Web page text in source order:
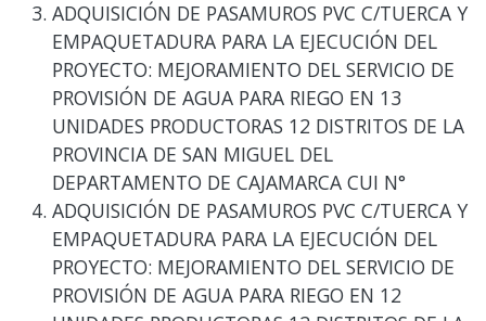
ADQUISICIÓN DE PASAMUROS PVC C/TUERCA Y
EMPAQUETADURA PARA LA EJECUCIÓN DEL
PROYECTO: MEJORAMIENTO DEL SERVICIO DE
PROVISIÓN DE AGUA PARA RIEGO EN 13
UNIDADES PRODUCTORAS 12 DISTRITOS DE LA
PROVINCIA DE SAN MIGUEL DEL
DEPARTAMENTO DE CAJAMARCA CUI N°
ADQUISICIÓN DE PASAMUROS PVC C/TUERCA Y
EMPAQUETADURA PARA LA EJECUCIÓN DEL
PROYECTO: MEJORAMIENTO DEL SERVICIO DE
PROVISIÓN DE AGUA PARA RIEGO EN 12